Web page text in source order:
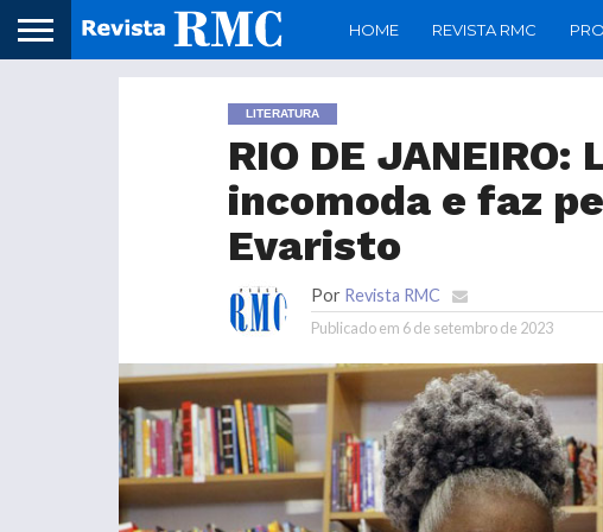
HOME REVISTA RMC
LITERATURA
RIO DE
incomoda e faz
Evaristo
Por Revista RMC
Publicado em 6 de setembro de 2023